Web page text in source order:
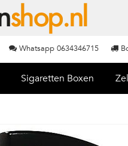
Whatsapp 0634346715
Sigaretten Boxen